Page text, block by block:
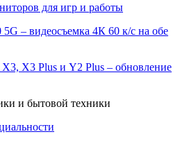
для игр и работы
– видеосъемка 4К 60 к/с на обе
X3 Plus и Y2 Plus – обновление
и бытовой техники